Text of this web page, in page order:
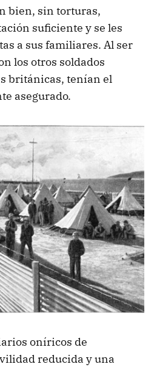
bien, sin torturas,
suficiente y se les
a sus familiares. Al ser
los otros soldados
británicas, tenían el
asegurado.
oníricos de
reducida y una